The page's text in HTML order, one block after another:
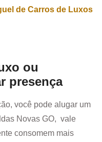
de Carros de Luxos
ou
presença
você pode alugar um
Novas GO, vale
consomem mais